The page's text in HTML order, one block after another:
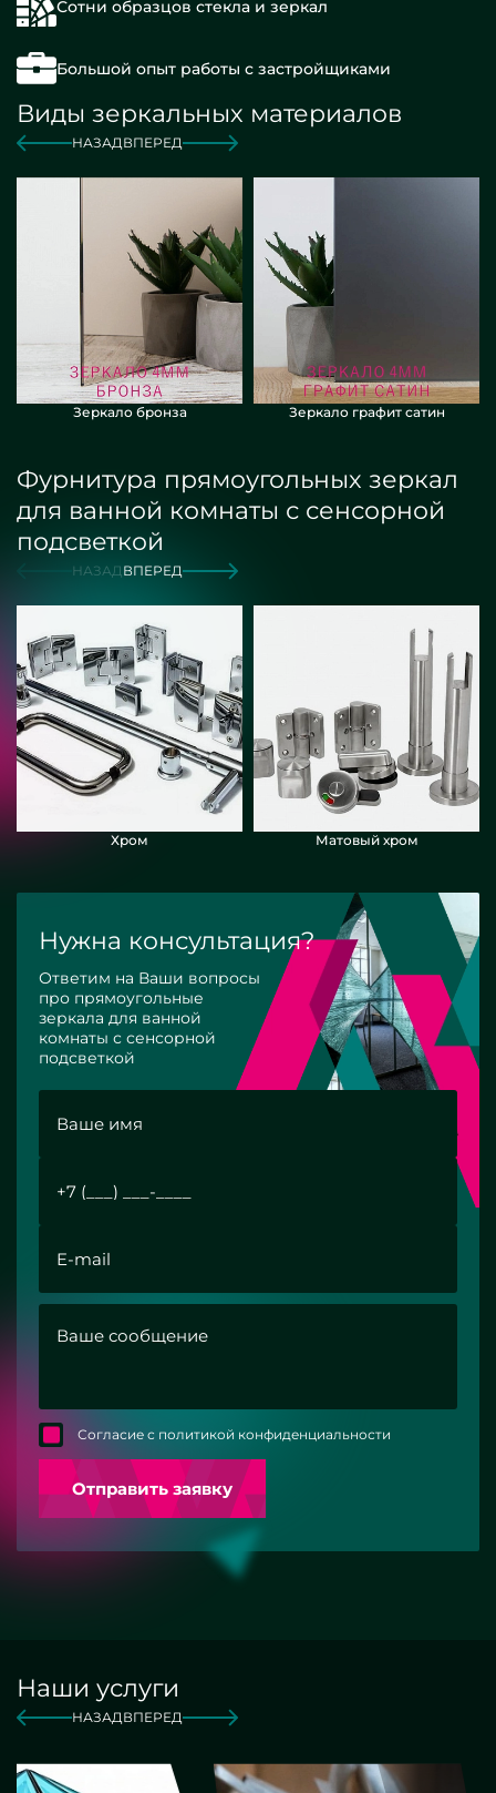
Сотни образцов стекла и зеркал
Большой опыт работы с застройщиками
Виды зеркальных материалов
НАЗАДВПЕРЕД
Зеркало бронза Зеркало графит сатин
Фурнитура прямоугольных зеркал
для ванной комнаты с сенсорной
подсветкой
НАЗАДВПЕРЕД
Хром Матовый хром
Нужна консультация?
Ответим на Ваши вопросы
про прямоугольные
зеркала для ванной
комнаты с сенсорной
подсветкой
Согласие с политикой конфиденциальности
Отправить заявку
Наши услуги
НАЗАДВПЕРЕД